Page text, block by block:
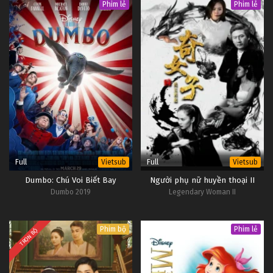
Phim lẻ
Full Vietsub
Dumbo: Chú Voi Biết Bay
Dumbo 2019
Phim lẻ
Full Vietsub
Người phụ nữ huyền thoại II
Legendary Woman II
TRỌN BỘ Phim bộ Phim lẻ